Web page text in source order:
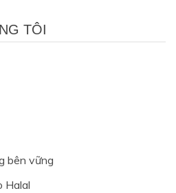
TÔI
bên vững
Halal